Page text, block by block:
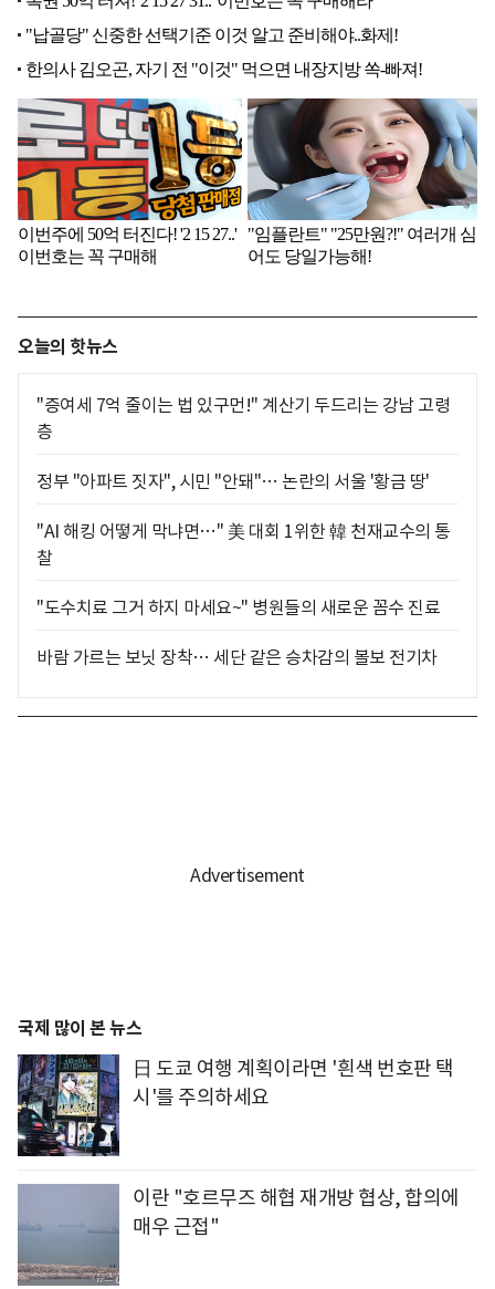
오늘의 핫뉴스
"증여세 7억 줄이는 법 있구먼!" 계산기 두드리는 강남 고령
층
정부 "아파트 짓자", 시민 "안돼"… 논란의 서울 '황금 땅'
"AI 해킹 어떻게 막냐면…" 美 대회 1위한 韓 천재교수의 통
찰
"도수치료 그거 하지 마세요~" 병원들의 새로운 꼼수 진료
바람 가르는 보닛 장착… 세단 같은 승차감의 볼보 전기차
국제 많이 본 뉴스
日 도쿄 여행 계획이라면 '흰색 번호판 택
시'를 주의하세요
이란 "호르무즈 해협 재개방 협상, 합의에
매우 근접"